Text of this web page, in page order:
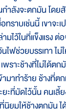
ำลังจะตกมัน โดย
ราบเช่นนี้ เขาจะเ
มไว้ในที่แข็งแรง
ไฟช่วยบรรเทา ไม่
ราะช้างที่ไม่ได้ตก
มาทำร้าย ช้างที่ต
ยะที่มัดไว้นั้น คนเลี้
ยมให้ช้างตกมัน